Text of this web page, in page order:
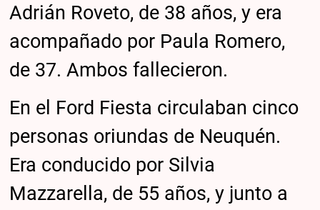
Adrián Roveto, de 38 años, y era
acompañado por Paula Romero,
de 37. Ambos fallecieron.
En el Ford Fiesta circulaban cinco
personas oriundas de Neuquén.
Era conducido por Silvia
Mazzarella, de 55 años, y junto a